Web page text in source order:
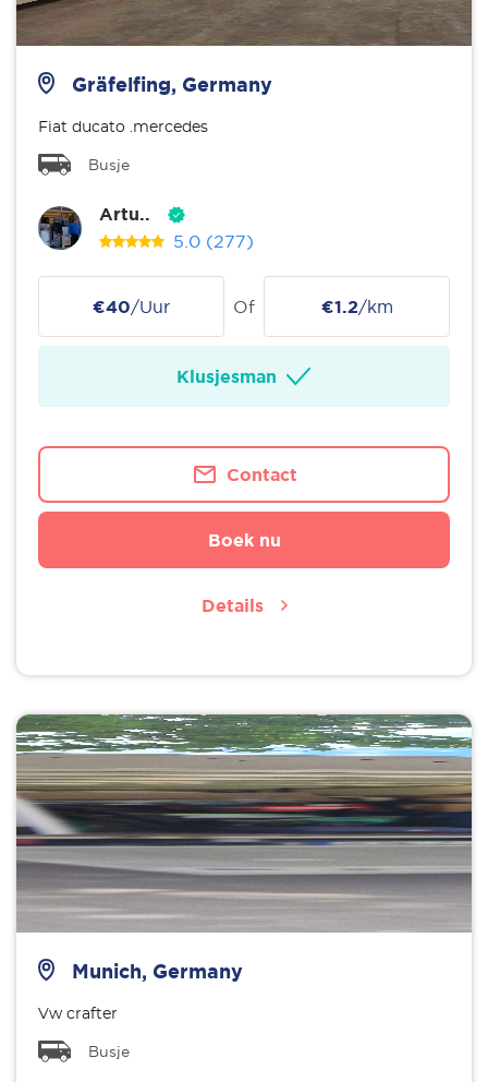
Gräfelfing, Germany
Fiat ducato .mercedes
Busje
Artu..
5.0 (277)
€40/Uur Of €1.2/km
Klusjesman
Contact
Boek nu
Details
Munich, Germany
Vw crafter
Busje